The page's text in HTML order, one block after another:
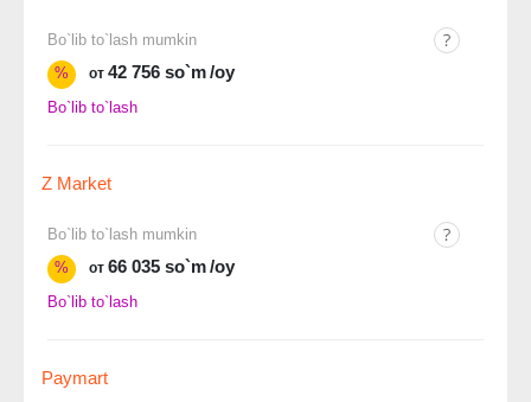
Bo`lib to`lash mumkin
%
от 42 756 so`m/oy
Bo`lib to`lash
Z Market
Bo`lib to`lash mumkin
%
от 66 035 so`m/oy
Bo`lib to`lash
Paymart